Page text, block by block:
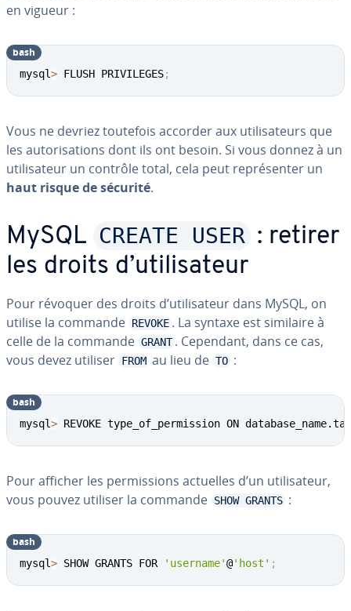
en vigueur :
mysql> FLUSH PRIVILEGES;
bash
Vous ne devriez toutefois accorder aux uti­li­sa­teurs que
les au­to­ri­sa­tions dont ils ont besoin. Si vous donnez à un
uti­li­sa­teur un contrôle total, cela peut re­pré­sen­ter un
haut risque de sécurité.
MySQL CREATE USER : retirer
les droits d’uti­li­sa­teur
Pour révoquer des droits d’uti­li­sa­teur dans MySQL, on
utilise la commande REVOKE . La syntaxe est similaire à
celle de la commande GRANT . Cependant, dans ce cas,
vous devez utiliser FROM au lieu de TO :
mysql> REVOKE type_of_permission ON
bash
Pour afficher les per­mis­sions actuelles d’un uti­li­sa­teur,
vous pouvez utiliser la commande SHOW GRANTS :
mysql> SHOW GRANTS FOR 'username'@'host' ;
bash